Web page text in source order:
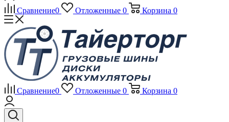
Сравнение0 Отложенные 0 Корзина 0
Сравнение0 Отложенные 0 Корзина 0